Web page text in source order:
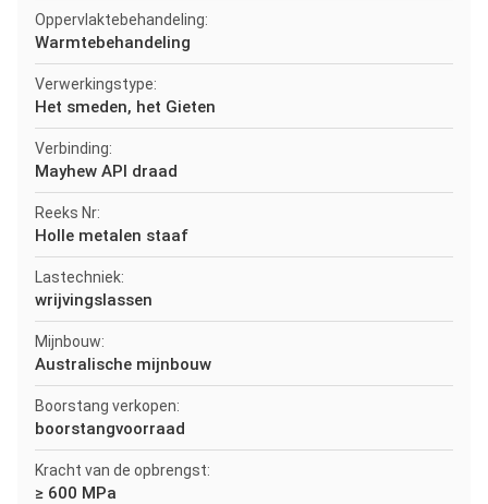
Oppervlaktebehandeling:
Warmtebehandeling
Verwerkingstype:
Het smeden, het Gieten
Verbinding:
Mayhew API draad
Reeks Nr:
Holle metalen staaf
Lastechniek:
wrijvingslassen
Mijnbouw:
Australische mijnbouw
Boorstang verkopen:
boorstangvoorraad
Kracht van de opbrengst:
≥ 600 MPa